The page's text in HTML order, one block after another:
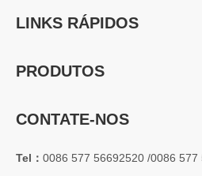
LINKS RÁPIDOS
PRODUTOS
CONTATE-NOS
Tel： 0086 577 56692520 /0086 577